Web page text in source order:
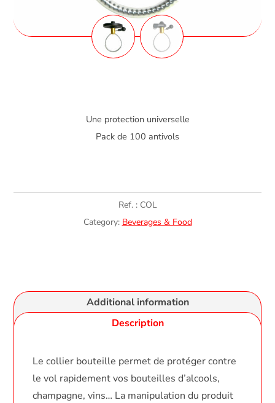
Une protection universelle
Pack de 100 antivols
Ref. : COL
Category: Beverages & Food
Description
Additional information
Le collier bouteille permet de protéger contre
le vol rapidement vos bouteilles d’alcools,
champagne, vins… La manipulation du produit